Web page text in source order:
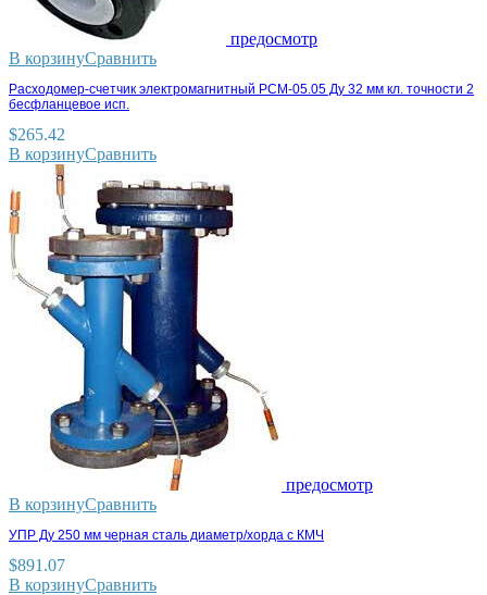
предосмотр
В корзинуСравнить
Расходомер-счетчик электромагнитный РСМ-05.05 Ду 32 мм кл. точности 2
бесфланцевое исп.
$265.42
В корзинуСравнить
предосмотр
В корзинуСравнить
УПР Ду 250 мм черная сталь диаметр/хорда с КМЧ
$891.07
В корзинуСравнить